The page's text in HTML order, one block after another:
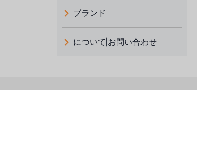
ブランド
義大利 ATLAS
について|お問い合わせ